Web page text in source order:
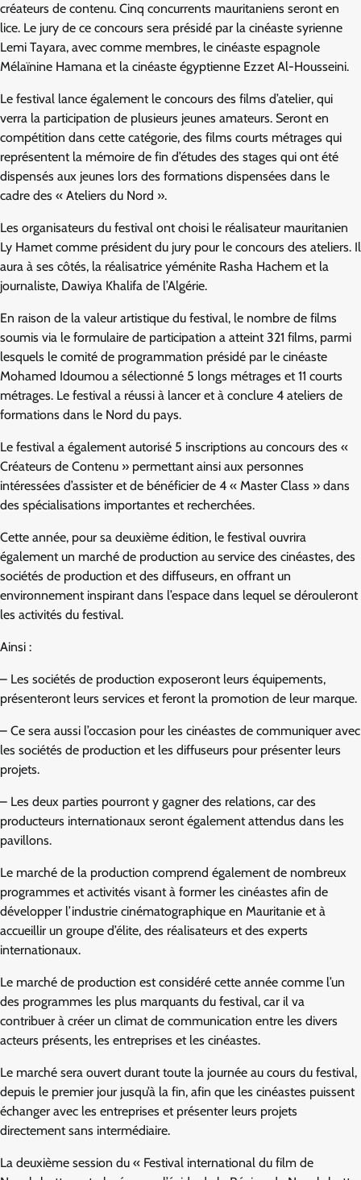
créateurs de contenu. Cinq concurrents mauritaniens seront en
lice. Le jury de ce concours sera présidé par la cinéaste syrienne
Lemi Tayara, avec comme membres, le cinéaste espagnole
Mélaïnine Hamana et la cinéaste égyptienne Ezzet Al-Housseini.
Le festival lance également le concours des films d’atelier, qui
verra la participation de plusieurs jeunes amateurs. Seront en
compétition dans cette catégorie, des films courts métrages qui
représentent la mémoire de fin d’études des stages qui ont été
dispensés aux jeunes lors des formations dispensées dans le
cadre des « Ateliers du Nord ».
Les organisateurs du festival ont choisi le réalisateur mauritanien
Ly Hamet comme président du jury pour le concours des ateliers. Il
aura à ses côtés, la réalisatrice yéménite Rasha Hachem et la
journaliste, Dawiya Khalifa de l’Algérie.
En raison de la valeur artistique du festival, le nombre de films
soumis via le formulaire de participation a atteint 321 films, parmi
lesquels le comité de programmation présidé par le cinéaste
Mohamed Idoumou a sélectionné 5 longs métrages et 11 courts
métrages. Le festival a réussi à lancer et à conclure 4 ateliers de
formations dans le Nord du pays.
Le festival a également autorisé 5 inscriptions au concours des «
Créateurs de Contenu » permettant ainsi aux personnes
intéressées d’assister et de bénéficier de 4 « Master Class » dans
des spécialisations importantes et recherchées.
Cette année, pour sa deuxième édition, le festival ouvrira
également un marché de production au service des cinéastes, des
sociétés de production et des diffuseurs, en offrant un
environnement inspirant dans l’espace dans lequel se dérouleront
les activités du festival.
Ainsi :
– Les sociétés de production exposeront leurs équipements,
présenteront leurs services et feront la promotion de leur marque.
– Ce sera aussi l’occasion pour les cinéastes de communiquer avec
les sociétés de production et les diffuseurs pour présenter leurs
projets.
– Les deux parties pourront y gagner des relations, car des
producteurs internationaux seront également attendus dans les
pavillons.
Le marché de la production comprend également de nombreux
programmes et activités visant à former les cinéastes afin de
développer l’industrie cinématographique en Mauritanie et à
accueillir un groupe d’élite, des réalisateurs et des experts
internationaux.
Le marché de production est considéré cette année comme l’un
des programmes les plus marquants du festival, car il va
contribuer à créer un climat de communication entre les divers
acteurs présents, les entreprises et les cinéastes.
Le marché sera ouvert durant toute la journée au cours du festival,
depuis le premier jour jusqu’à la fin, afin que les cinéastes puissent
échanger avec les entreprises et présenter leurs projets
directement sans intermédiaire.
La deuxième session du « Festival international du film de